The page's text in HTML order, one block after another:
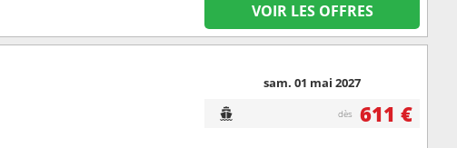
VOIR LES OFFRES
sam. 01 mai 2027
dès 611 €